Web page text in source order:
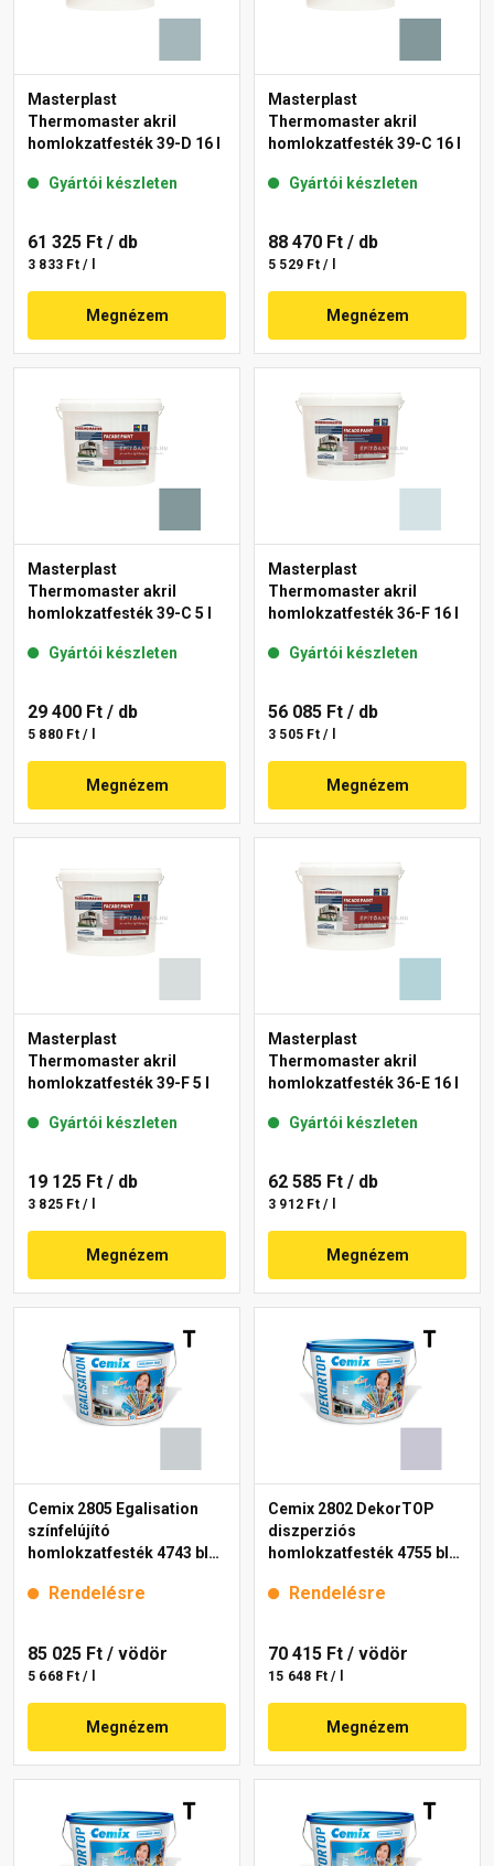
Masterplast
Thermomaster akril
homlokzatfesték 39-D 16 l
Gyártói készleten
61 325 Ft / db
3 833 Ft / l
Megnézem
Masterplast
Thermomaster akril
homlokzatfesték 39-C 16 l
Gyártói készleten
88 470 Ft / db
5 529 Ft / l
Megnézem
Masterplast
Thermomaster akril
homlokzatfesték 39-C 5 l
Gyártói készleten
29 400 Ft / db
5 880 Ft / l
Megnézem
Masterplast
Thermomaster akril
homlokzatfesték 36-F 16 l
Gyártói készleten
56 085 Ft / db
3 505 Ft / l
Megnézem
Masterplast
Thermomaster akril
homlokzatfesték 39-F 5 l
Gyártói készleten
19 125 Ft / db
3 825 Ft / l
Megnézem
Masterplast
Thermomaster akril
homlokzatfesték 36-E 16 l
Gyártói készleten
62 585 Ft / db
3 912 Ft / l
Megnézem
Cemix 2805 Egalisation
színfelújító
homlokzatfesték 4743 blue
Rendelésre
85 025 Ft / vödör
5 668 Ft / l
Megnézem
Cemix 2802 DekorTOP
diszperziós
homlokzatfesték 4755 blue
Rendelésre
70 415 Ft / vödör
15 648 Ft / l
Megnézem